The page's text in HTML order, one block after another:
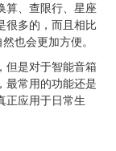
算、查限行、星座
很多的，而且相比
也会更加方便。
是对于智能音箱
最常用的功能还是
正应用于日常生